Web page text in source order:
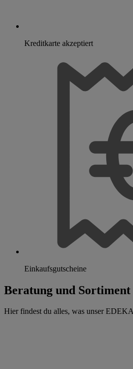
Kreditkarte akzeptiert
Einkaufsgutscheine
Beratung und Sortiment
Hier findest du alles, was unser